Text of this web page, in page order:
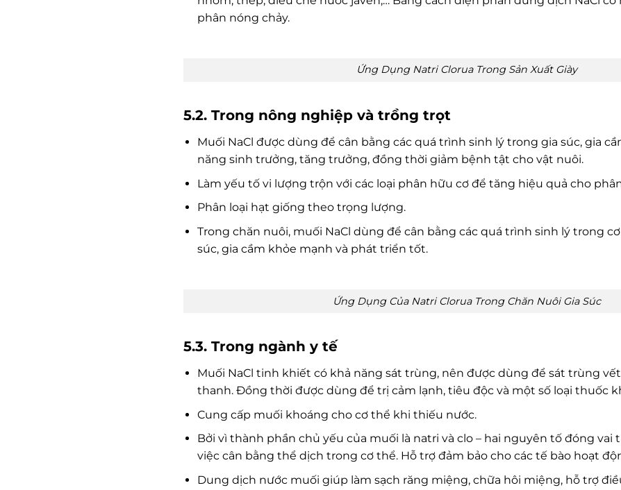
phân nóng chảy.
Ứng Dụng Natri Clorua Trong Sản Xuất Giày
5.2. Trong nông nghiệp và trồng trọt
Muối NaCl được dùng để cân bằng các quá trình sinh lý trong gia súc, gia
năng sinh trưởng, tăng trưởng, đồng thời giảm bệnh tật cho vật nuôi.
Làm yếu tố vi lượng trộn với các loại phân hữu cơ để tăng hiệu quả cho
Phân loại hạt giống theo trọng lượng.
Trong chăn nuôi, muối NaCl dùng để cân bằng các quá trình sinh lý trong
súc, gia cầm khỏe mạnh và phát triển tốt.
Ứng Dụng Của Natri Clorua Trong Chăn Nuôi Gia Súc
5.3. Trong ngành y tế
Muối NaCl tinh khiết có khả năng sát trùng, nên được dùng để sát trùng
thanh. Đồng thời được dùng để trị cảm lạnh, tiêu độc và một số loại thuốc
Cung cấp muối khoáng cho cơ thể khi thiếu nước.
Bởi vì thành phần chủ yếu của muối là natri và clo – hai nguyên tố đóng
việc cân bằng thể dịch trong cơ thể. Hỗ trợ đảm bảo cho các tế bào hoạt
Dung dịch nước muối giúp làm sạch răng miệng, chữa hôi miệng, hỗ trợ